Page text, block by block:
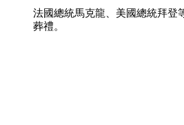
法國總統馬克龍、美國總統拜登
葬禮。